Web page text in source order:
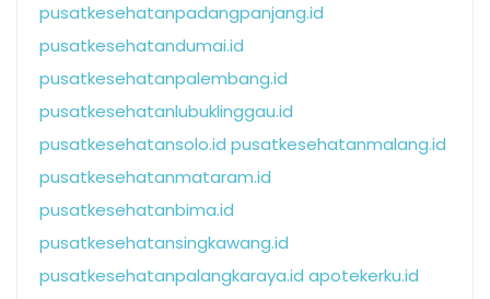
pusatkesehatanpadangpanjang.id
pusatkesehatandumai.id
pusatkesehatanpalembang.id
pusatkesehatanlubuklinggau.id
pusatkesehatansolo.id pusatkesehatanmalang.id
pusatkesehatanmataram.id
pusatkesehatanbima.id
pusatkesehatansingkawang.id
pusatkesehatanpalangkaraya.id apotekerku.id